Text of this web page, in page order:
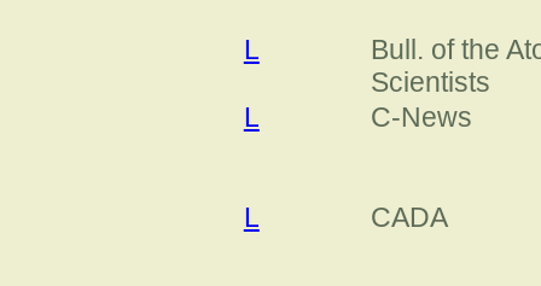
L
Bull. of the
Scientists
L
C-News
L CADA